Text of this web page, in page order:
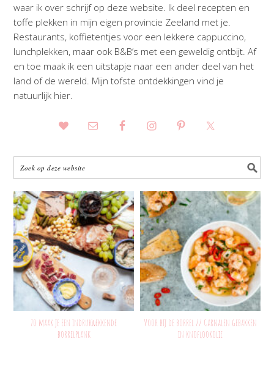
waar ik over schrijf op deze website. Ik deel recepten en
toffe plekken in mijn eigen provincie Zeeland met je.
Restaurants, koffietentjes voor een lekkere cappuccino,
lunchplekken, maar ook B&B’s met een geweldig ontbijt. Af
en toe maak ik een uitstapje naar een ander deel van het
land of de wereld. Mijn tofste ontdekkingen vind je
natuurlijk hier.
Zo maak je een indrukwekkende
borrelplank
Voor bij de borrel // Garnalen gebakken
in knoflookolie